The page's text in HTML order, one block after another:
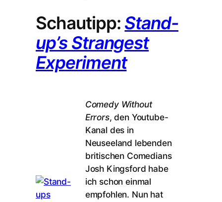
Schautipp: Stand-
up’s Strangest
Experiment
Comedy Without
Errors, den Youtube-
Kanal des in
Neuseeland lebenden
britischen Comedians
Josh Kingsford habe
ich schon einmal
empfohlen. Nun hat